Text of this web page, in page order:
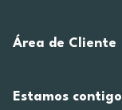
Área de Cliente
Estamos contigo